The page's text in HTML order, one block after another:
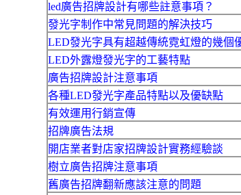
led廣告招牌設計有哪些註意事項？
發光字制作中常見問題的解決技巧
LED發光字具有超越傳統霓虹燈的幾個
LED外露燈發光字的工藝特點
廣告招牌設計注意事項
各種LED發光字產品特點以及優缺點
有效運用行銷宣傳
招牌廣告法規
開店業者對店家招牌設計實務經驗談
樹立廣告招牌注意事項
舊廣告招牌翻新應該注意的問題